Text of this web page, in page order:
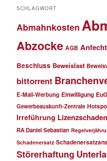
SCHLAGWORT
Abmahnkosten
Abzocke AGB
Beschluss Beweislast
bittorrent
E-Mail-Werbung Einwilligung
Gewerbeauskunft-Zentrale
Irreführung Lizenzschaden
RA Daniel Sebastian
Schadenersatz
Störerhaftung